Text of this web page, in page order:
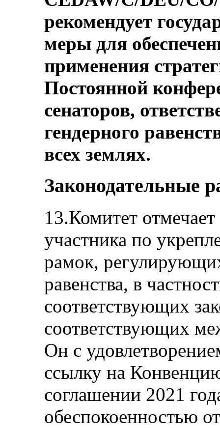
рекомендует
меры для
применения
Постоянной
сенаторов,
гендерного
всех землях.
Законодательные
13.Комитет отмечает
участника по
рамок,
равенства, в
соответствующих
соответствующих
Он с
ссылку на
соглашении 2021
обеспокоенностью